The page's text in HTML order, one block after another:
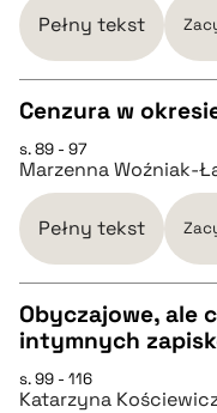
BIBTEX
pobierz cytat
Pełny tekst
CZYSTY TEKST
pobierz cytat
BIBTEX
Cenzura w
s. 89 - 97
Marzenna Woźniak-
Pełny tekst
CZYSTY TEKST
Obyczajowe, ale
intymnych
s. 99 - 116
Katarzyna